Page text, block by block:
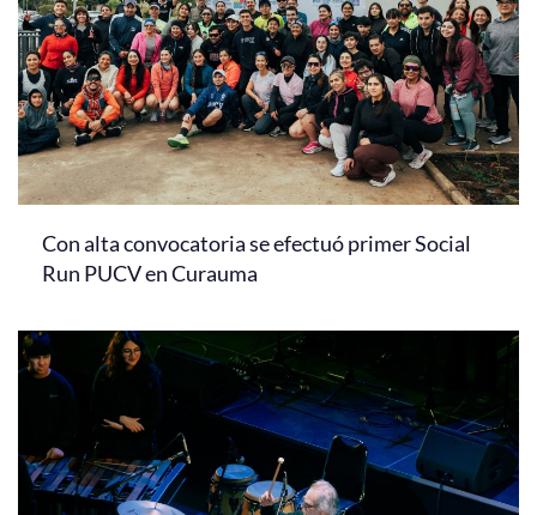
Con alta convocatoria se efectuó primer Social
Run PUCV en Curauma